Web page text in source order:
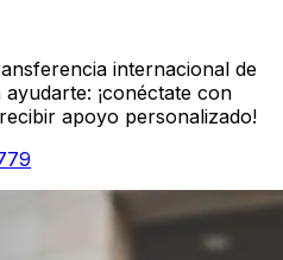
internacional de
¡conéctate con
apoyo personalizado!